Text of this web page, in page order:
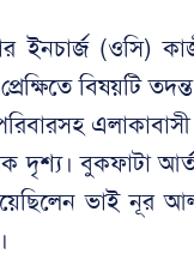
ইনচার্জ
বিষয়টি
দৃশ্য। বুকফাটা
ভাই নূর